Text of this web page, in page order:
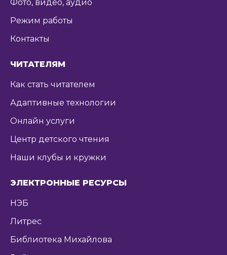
Фото, видео, аудио
Режим работы
Контакты
ЧИТАТЕЛЯМ
Как стать читателем
Адаптивные технологии
Онлайн услуги
Центр детского чтения
Наши клубы и кружки
ЭЛЕКТРОННЫЕ РЕСУРСЫ
НЭБ
Литрес
Библиотека Михайлова